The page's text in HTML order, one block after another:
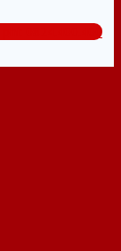
0824.400.400